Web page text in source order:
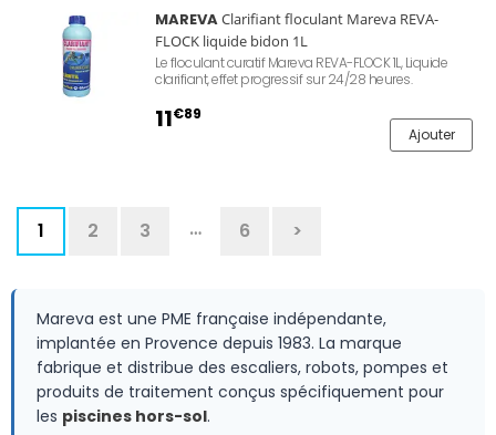
MAREVAClarifiant floculant Mareva REVA-
FLOCK liquide bidon 1L
Le floculant curatif Mareva REVA-FLOCK 1L, Liquide
clarifiant, effet progressif sur 24/28 heures.
11€89
Ajouter
1 2 3 … 6 >
Mareva est une PME française indépendante,
implantée en Provence depuis 1983. La marque
fabrique et distribue des escaliers, robots, pompes et
produits de traitement conçus spécifiquement pour
les piscines hors-sol.